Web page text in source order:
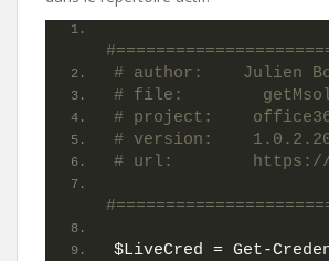
# author:    Julien
# file:
# project:
# version:
# url:        https://
$LiveCred = Get-